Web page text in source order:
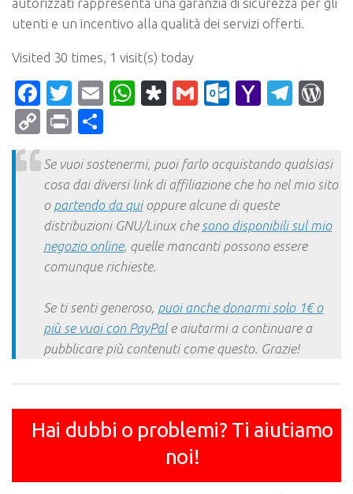
utenti e un incentivo alla qualità dei servizi offerti.
Visited 30 times, 1 visit(s) today
Facebook
Twitter
EmailWhatsApp
Diaspora
Gmail Yahoo
CopyPrint
Se vuoi sostenermi, puoi farlo acquistando qualsiasi
cosa dai diversi link di affiliazione che ho nel mio sito
o partendo da quioppure alcune di queste
distribuzioni GNU/Linux che sono disponibili sul mio
negozio online, quelle mancanti possono essere
comunque richieste.
Se ti senti generoso, puoi anche donarmi solo 1€ o
più se vuoi con PayPale aiutarmi a continuare a
pubblicare più contenuti come questo. Grazie!
Hai dubbi o problemi? Ti aiutiamo
noi!